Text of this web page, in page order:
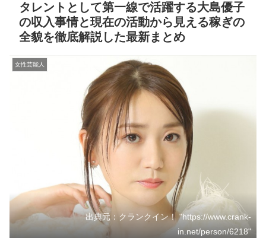
タレントとして第一線で活躍する大島優子
の収入事情と現在の活動から見える稼ぎの
全貌を徹底解説した最新まとめ
女性芸能人
出典元：クランクイン！ "https://www.crank-
in.net/person/6218"